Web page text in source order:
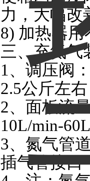
力，大幅改
8) 加热器
三、充氮气
1、调压阀
2.5公斤左
2、面板流
10L/min-
3、氮气管
插气管接口